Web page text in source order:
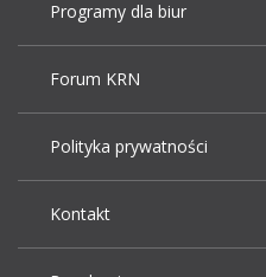
Programy dla biur
Forum KRN
Polityka prywatności
Kontakt